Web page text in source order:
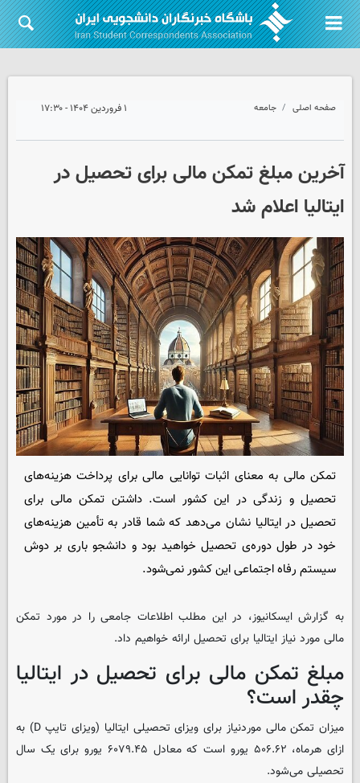
صفحه اصلی جامعه ۱ فروردین ۱۴۰۴ - ۱۷:۳۰
آخرین مبلغ تمکن مالی برای تحصیل در
ایتالیا اعلام شد
تمکن مالی به معنای اثبات توانایی مالی برای پرداخت هزینه‌های
تحصیل و زندگی در این کشور است. داشتن تمکن مالی برای
تحصیل در ایتالیا نشان می‌دهد که شما قادر به تأمین هزینه‌های
خود در طول دوره‌ی تحصیل خواهید بود و دانشجو باری بر دوش
سیستم رفاه اجتماعی این کشور نمی‌شود.
به گزارشایسکانیوز، در این مطلب اطلاعات جامعی را در مورد تمکن
مالی مورد نیاز ایتالیا برای تحصیل ارائه خواهیم داد.
مبلغ تمکن مالی برای تحصیل در ایتالیا
چقدر است؟
میزان تمکن مالی موردنیاز برای ویزای تحصیلی ایتالیا (ویزای تایپ D) به
ازای هرماه، ۵۰۶.۶۲ یورو است که معادل ۶۰۷۹.۴۵ یورو برای یک سال
تحصیلی می‌شود.